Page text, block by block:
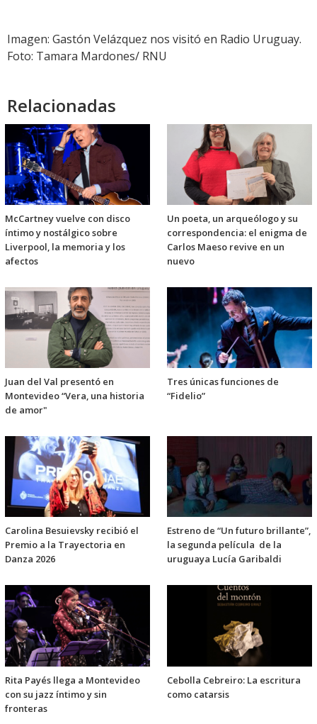
Imagen: Gastón Velázquez nos visitó en Radio Uruguay.
Foto: Tamara Mardones/ RNU
Relacionadas
McCartney vuelve con disco
íntimo y nostálgico sobre
Liverpool, la memoria y los
afectos
Un poeta, un arqueólogo y su
correspondencia: el enigma de
Carlos Maeso revive en un
nuevo
Juan del Val presentó en
Montevideo “Vera, una historia
de amor"
Tres únicas funciones de
“Fidelio”
Carolina Besuievsky recibió el
Premio a la Trayectoria en
Danza 2026
Estreno de “Un futuro brillante”,
la segunda película de la
uruguaya Lucía Garibaldi
Rita Payés llega a Montevideo
con su jazz íntimo y sin
fronteras
Cebolla Cebreiro: La escritura
como catarsis